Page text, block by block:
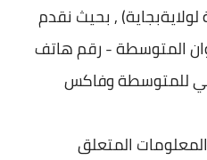
, بحيث نقدم
المتوسطة - رقم هاتف
للمتوسطة وفاكس
المتعلق